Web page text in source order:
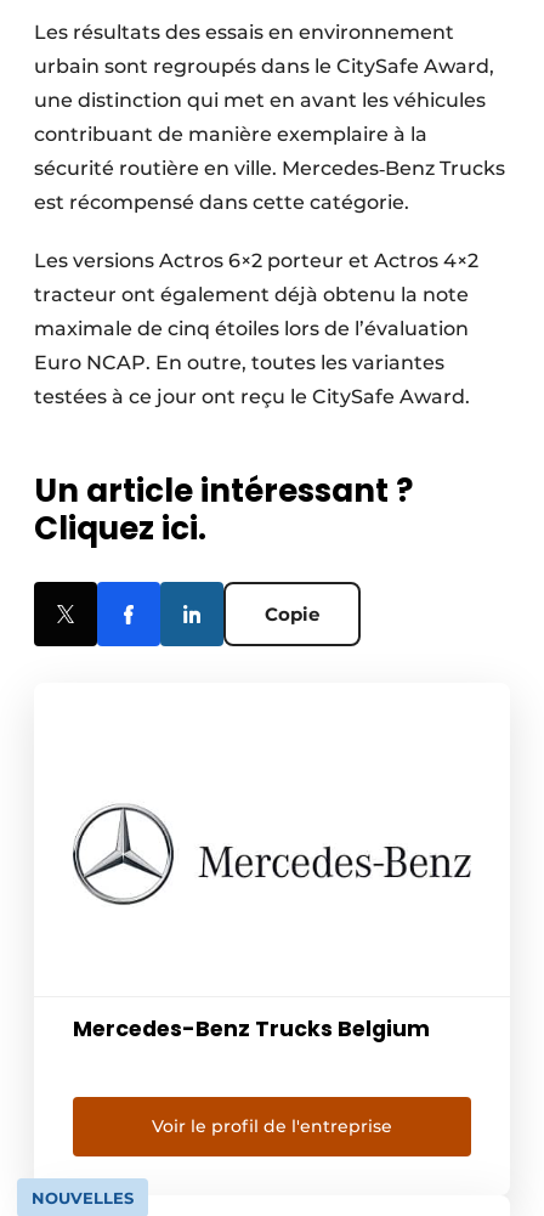
Les résultats des essais en environnement
urbain sont regroupés dans le CitySafe Award,
une distinction qui met en avant les véhicules
contribuant de manière exemplaire à la
sécurité routière en ville. Mercedes‑Benz Trucks
est récompensé dans cette catégorie.
Les versions Actros 6×2 porteur et Actros 4×2
tracteur ont également déjà obtenu la note
maximale de cinq étoiles lors de l’évaluation
Euro NCAP. En outre, toutes les variantes
testées à ce jour ont reçu le CitySafe Award.
Un article intéressant ?
Cliquez ici.
Copie
Mercedes-Benz Trucks Belgium
Voir le profil de l'entreprise
NOUVELLES